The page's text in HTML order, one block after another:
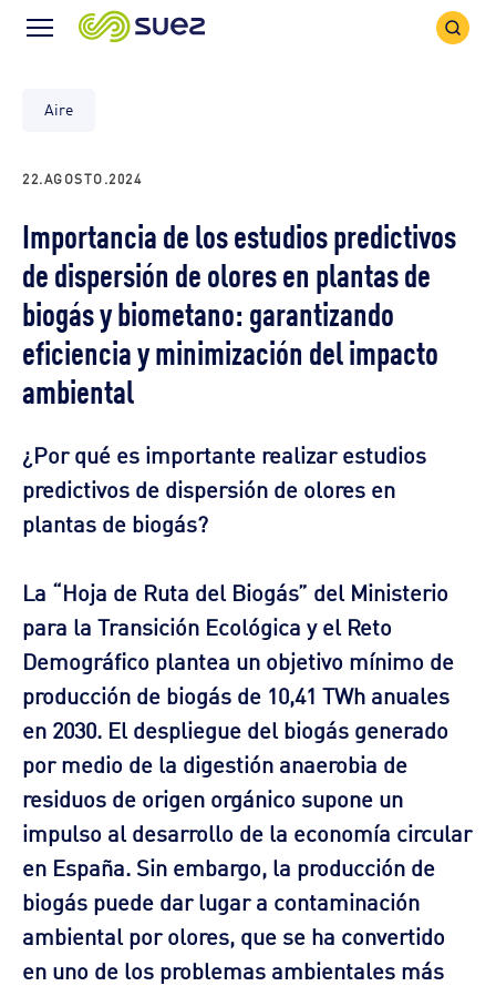
Menu
Search
Icon
Aire
22.AGOSTO.2024
Importancia de los estudios predictivos
de dispersión de olores en plantas de
biogás y biometano: garantizando
eficiencia y minimización del impacto
ambiental
¿Por qué es importante realizar estudios
predictivos de dispersión de olores en
plantas de biogás?
La “Hoja de Ruta del Biogás” del Ministerio
para la Transición Ecológica y el Reto
Demográfico plantea un objetivo mínimo de
producción de biogás de 10,41 TWh anuales
en 2030. El despliegue del biogás generado
por medio de la digestión anaerobia de
residuos de origen orgánico supone un
impulso al desarrollo de la economía circular
en España. Sin embargo, la producción de
biogás puede dar lugar a contaminación
ambiental por olores, que se ha convertido
en uno de los problemas ambientales más